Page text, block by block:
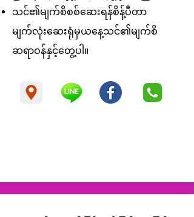
သင်၏မျက်စိစစ်ဆေးရန်စိန့်ပီတာ
မျက်လုံးဆေးရုံမှယနေ့သင်၏မျက်စိ
ဆရာဝန်နှင့်တွေ့ပါ။